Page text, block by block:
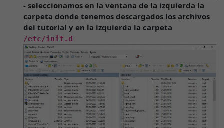
- seleccionamos en la ventana de la izquierda la
carpeta donde tenemos descargados los archivos
del tutorial y en la izquierda la carpeta
/etc/init.d